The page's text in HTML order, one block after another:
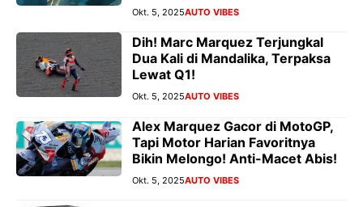
Okt. 5, 2025AUTO VIBES
Dih! Marc Marquez Terjungkal
Dua Kali di Mandalika, Terpaksa
Lewat Q1!
Okt. 5, 2025AUTO VIBES
Alex Marquez Gacor di MotoGP,
Tapi Motor Harian Favoritnya
Bikin Melongo! Anti-Macet Abis!
Okt. 5, 2025AUTO VIBES